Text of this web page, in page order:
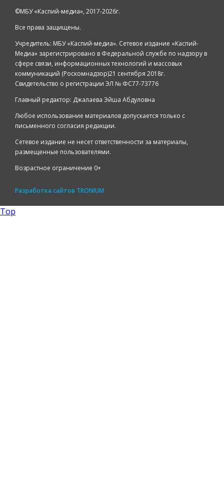
©️МБУ «Каспий-медиа», 2017-2026г.
Все права защищены.
Учредитель: МБУ «Каспий-медиа». Сетевое издание «Каспий-
Медиа» зарегистрировано в Федеральной службе по надзору в
сфере связи, информационных технологий и массовых
коммуникаций (Роскомнадзор)21 сентября 2018г.
Свидетельство о регистрации ЭЛ № ФС77-73776
Главный редактор: Джалаева Эйша Абдуловна
Любое использование материалов допускается только с
письменного согласия редакции.
Сетевое издание не несет ответственности за материалы,
размещенные пользователями.
Возрастное ограничение 0+
Разработка сайтов TRONIUM
Top